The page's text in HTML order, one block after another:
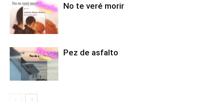
No te veré morir
Pez de asfalto